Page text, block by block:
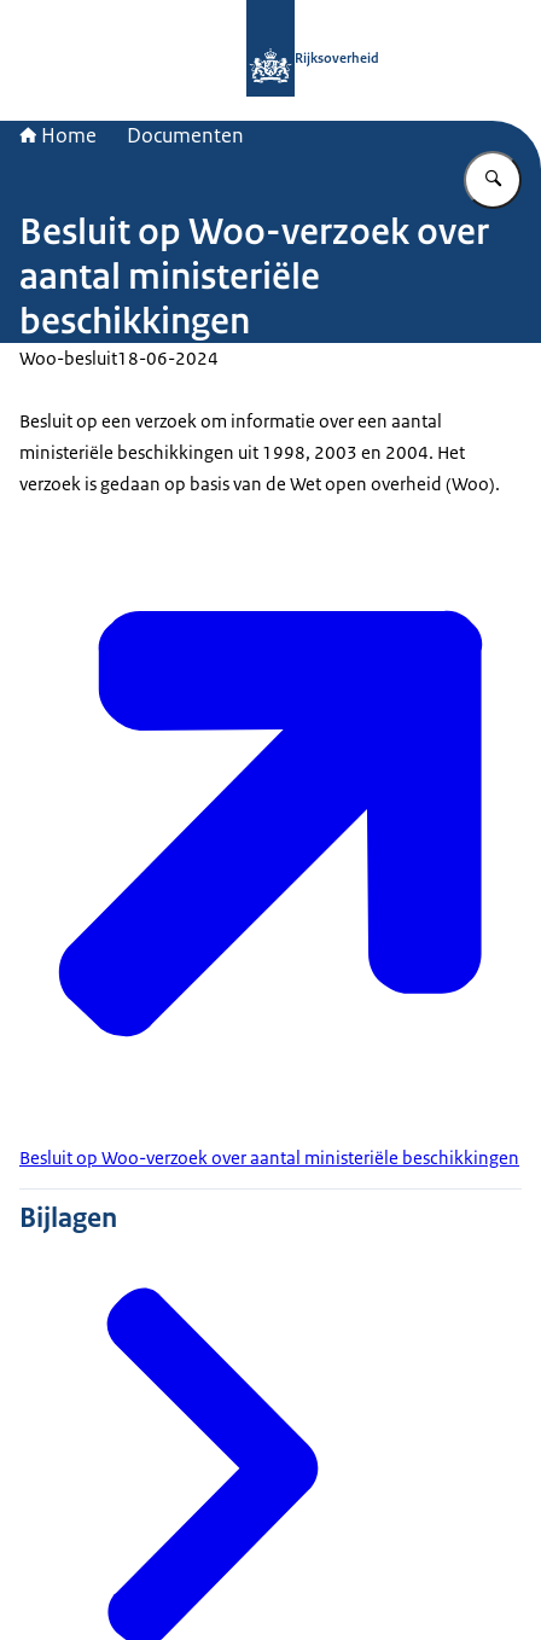
Rijksoverheid
Home Documenten
Besluit op Woo-verzoek over
aantal ministeriële
beschikkingen
Woo-besluit18-06-2024
Besluit op een verzoek om informatie over een aantal
ministeriële beschikkingen uit 1998, 2003 en 2004. Het
verzoek is gedaan op basis van de Wet open overheid (Woo).
Besluit op Woo-verzoek over aantal ministeriële beschikkingen
Bijlagen